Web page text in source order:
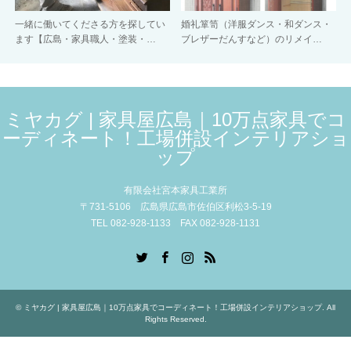
一緒に働いてくださる方を探してい
ます【広島・家具職人・塗装・…
婚礼箪笥（洋服ダンス・和ダンス・
ブレザーだんすなど）のリメイ…
ミヤカグ | 家具屋広島｜10万点家具でコ
ーディネート！工場併設インテリアショ
ップ
有限会社宮本家具工業所
〒731-5106 広島県広島市佐伯区利松3-5-19
TEL 082-928-1133 FAX 082-928-1131
RSS
© ミヤカグ | 家具屋広島｜10万点家具でコーディネート！工場併設インテリアショップ. All
Rights Reserved.